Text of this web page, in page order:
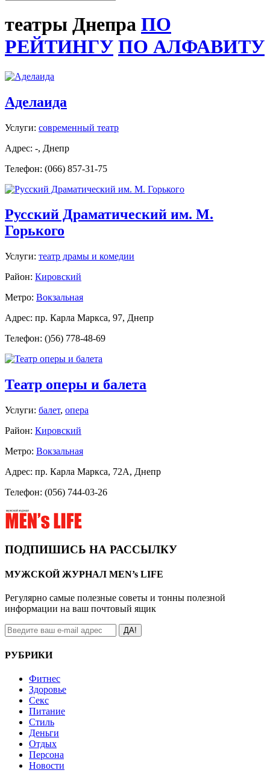
театры Днепра ПО
РЕЙТИНГУ ПО АЛФАВИТУ
Аделаида
Услуги: современный театр
Адрес: -, Днепр
Телефон: (066) 857-31-75
Русский Драматический им. М.
Горького
Услуги: театр драмы и комедии
Район: Кировский
Метро: Вокзальная
Адрес: пр. Карла Маркса, 97, Днепр
Телефон: ()56) 778-48-69
Театр оперы и балета
Услуги: балет, опера
Район: Кировский
Метро: Вокзальная
Адрес: пр. Карла Маркса, 72А, Днепр
Телефон: (056) 744-03-26
ПОДПИШИСЬ НА РАССЫЛКУ
МУЖСКОЙ ЖУРНАЛ MEN’s LIFE
Регулярно самые полезные советы и тонны полезной
информации на ваш почтовый ящик
ДА!
РУБРИКИ
Фитнес
Здоровье
Секс
Питание
Стиль
Деньги
Отдых
Персона
Новости